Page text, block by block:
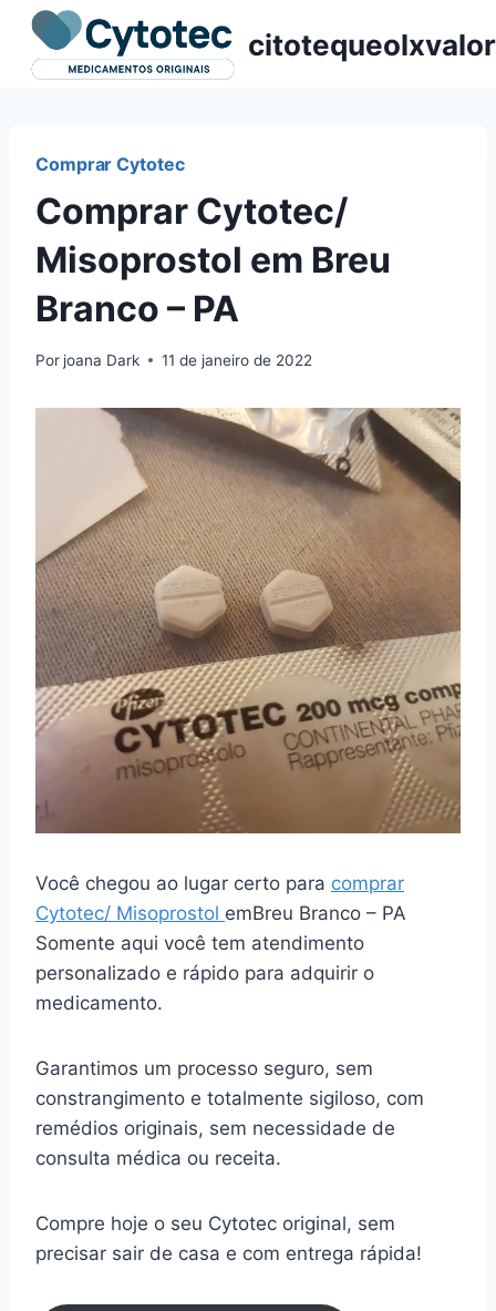
Pular
para
citotequeolxvalor
Comprar Cytotec
Comprar Cytotec/
Misoprostol em Breu
Branco – PA
Por joana Dark 11 de janeiro de 2022
Você chegou ao lugar certo para comprar
Cytotec/ Misoprostol emBreu Branco – PA
Somente aqui você tem atendimento
personalizado e rápido para adquirir o
medicamento.
Garantimos um processo seguro, sem
constrangimento e totalmente sigiloso, com
remédios originais, sem necessidade de
consulta médica ou receita.
Compre hoje o seu Cytotec original, sem
precisar sair de casa e com entrega rápida!